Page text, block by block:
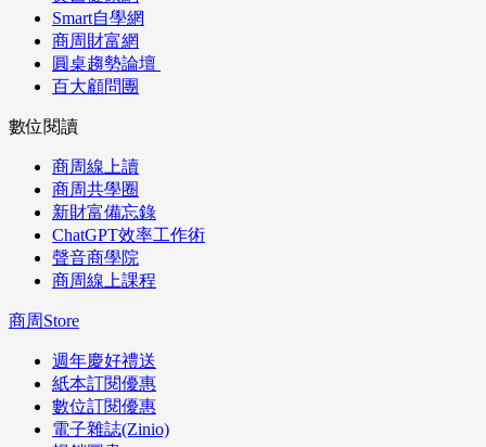
Smart自學網
商周財富網
圓桌趨勢論壇
百大顧問團
數位閱讀
商周線上讀
商周共學圈
新財富備忘錄
ChatGPT效率工作術
聲音商學院
商周線上課程
商周Store
週年慶好禮送
紙本訂閱優惠
數位訂閱優惠
電子雜誌(Zinio)